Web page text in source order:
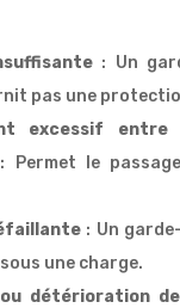
: Un
pas une
excessif entre
: Permet le
: Un
une charge.
détérioration